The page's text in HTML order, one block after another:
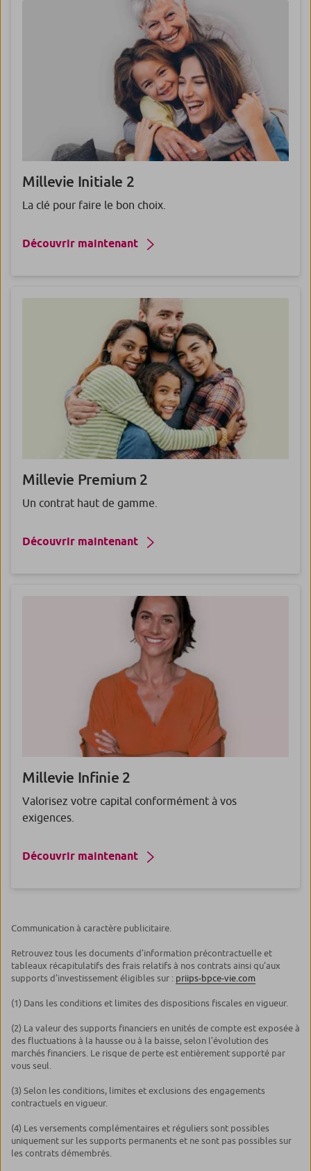
Millevie Initiale 2
La clé pour faire le bon choix.
Découvrir maintenant
Millevie Premium 2
Un contrat haut de gamme.
Découvrir maintenant
Millevie Infinie 2
Valorisez votre capital conformément à vos
exigences.
Découvrir maintenant
Communication à caractère publicitaire.
Retrouvez tous les documents d’information précontractuelle et
tableaux récapitulatifs des frais relatifs à nos contrats ainsi qu’aux
supports d’investissement éligibles sur : priips-bpce-vie.com
(1) Dans les conditions et limites des dispositions fiscales en vigueur.
(2) La valeur des supports financiers en unités de compte est exposée à
des fluctuations à la hausse ou à la baisse, selon l’évolution des
marchés financiers. Le risque de perte est entièrement supporté par
vous seul.
(3) Selon les conditions, limites et exclusions des engagements
contractuels en vigueur.
(4) Les versements complémentaires et réguliers sont possibles
uniquement sur les supports permanents et ne sont pas possibles sur
les contrats démembrés.